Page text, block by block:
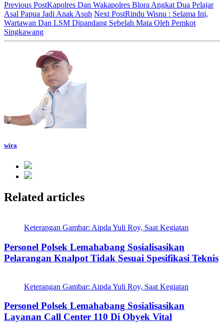
Previous PostKapolres Dan Wakapolres Blora Angkat Dua Pelajar
Asal Papua Jadi Anak Asuh Next PostRindu Wisnu : Selama Ini,
Wartawan Dan LSM Dipandang Sebelah Mata Oleh Pemkot
Singkawang
wira
Related articles
Keterangan Gambar: Aipda Yuli Roy, Saat Kegiatan
Personel Polsek Lemahabang Sosialisasikan
Pelarangan Knalpot Tidak Sesuai Spesifikasi Teknis
Keterangan Gambar: Aipda Yuli Roy, Saat Kegiatan
Personel Polsek Lemahabang Sosialisasikan
Layanan Call Center 110 Di Obyek Vital